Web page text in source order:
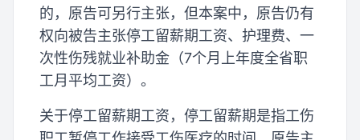
的，原告可另行主张，但本案中，原告仍有
权向被告主张停工留薪期工资、护理费、一
次性伤残就业补助金（7个月上年度全省职
工月平均工资）。
关于停工留薪期工资，停工留薪期是指工伤